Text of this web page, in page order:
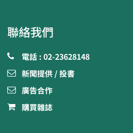
聯絡我們
電話 : 02-23628148
新聞提供 / 投書
廣告合作
購買雜誌